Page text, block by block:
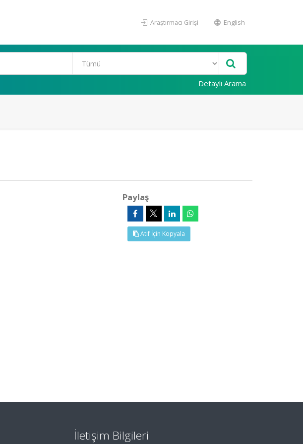
Araştırmacı Girişi English
Detaylı Arama
Paylaş
Atıf İçin Kopyala
İletişim Bilgileri